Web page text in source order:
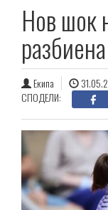
Нов шок
Екипа
СПОДЕЛИ: